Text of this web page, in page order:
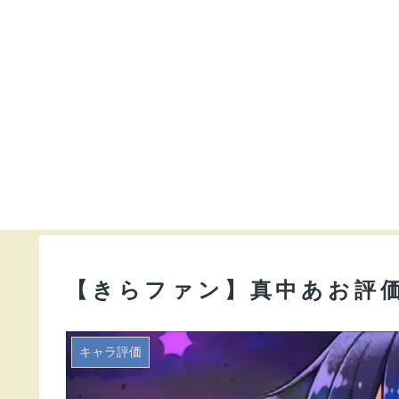
【きらファン】真中あお評
キャラ評価